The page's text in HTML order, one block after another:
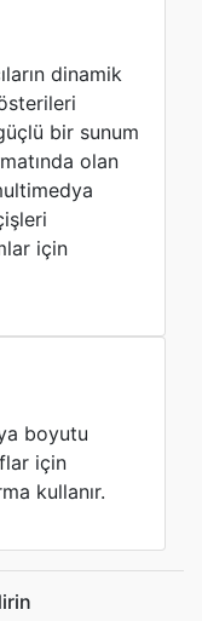
dinamik
bir sunum
olan
için
boyutu
için
kullanır.